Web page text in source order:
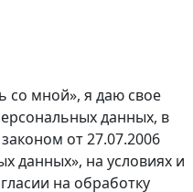
со мной», я даю свое
данных, в
от 27.07.2006
данных», на условиях и
на обработку